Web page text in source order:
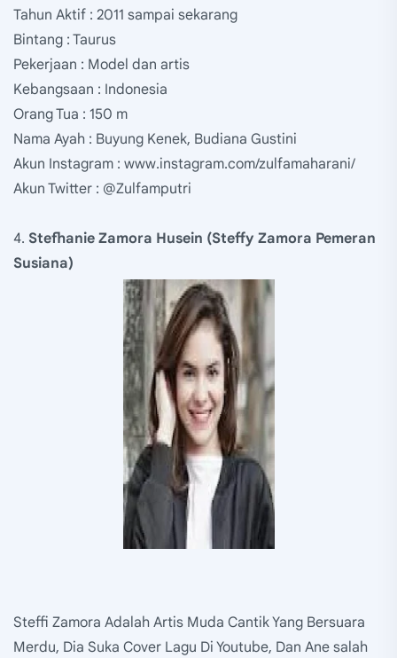
Tahun Aktif : 2011 sampai sekarang
Bintang : Taurus
Pekerjaan : Model dan artis
Kebangsaan : Indonesia
Orang Tua : 150 m
Nama Ayah : Buyung Kenek, Budiana Gustini
Akun Instagram : www.instagram.com/zulfamaharani/
Akun Twitter : @Zulfamputri
4. Stefhanie Zamora Husein (Steffy Zamora Pemeran
Susiana)
Steffi Zamora Adalah Artis Muda Cantik Yang Bersuara
Merdu, Dia Suka Cover Lagu Di Youtube, Dan Ane salah